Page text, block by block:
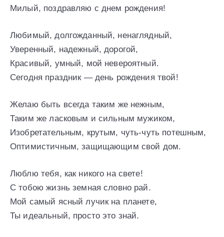
Милый, поздравляю с днем рождения!
Любимый, долгожданный, ненаглядный,
Уверенный, надежный, дорогой,
Красивый, умный, мой невероятный.
Сегодня праздник — день рождения твой!
Желаю быть всегда таким же нежным,
Таким же ласковым и сильным мужиком,
Изобретательным, крутым, чуть-чуть потешным,
Оптимистичным, защищающим свой дом.
Люблю тебя, как никого на свете!
С тобою жизнь земная словно рай.
Мой самый ясный лучик на планете,
Ты идеальный, просто это знай.